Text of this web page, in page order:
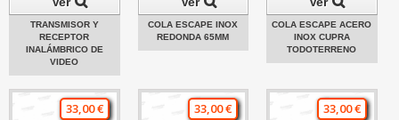
TRANSMISOR Y
RECEPTOR
INALÁMBRICO DE
VIDEO
COLA ESCAPE INOX
REDONDA 65MM
COLA ESCAPE ACERO
INOX CUPRA
TODOTERRENO
33,00 € 33,00 € 33,00 €